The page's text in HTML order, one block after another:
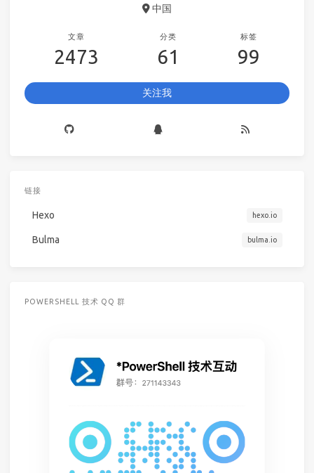
中国
文章
2473
分类
61
标签
99
关注我
链接
Hexo hexo.io
Bulma bulma.io
POWERSHELL 技术 QQ 群